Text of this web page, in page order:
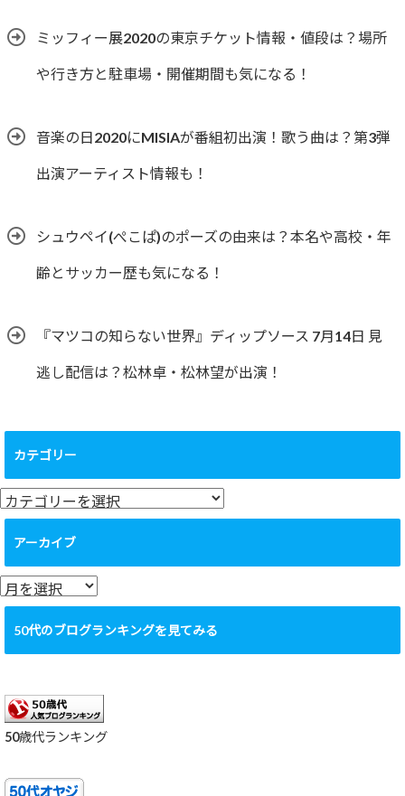
ミッフィー展2020の東京チケット情報・値段は？場所
や行き方と駐車場・開催期間も気になる！
音楽の日2020にMISIAが番組初出演！歌う曲は？第3弾
出演アーティスト情報も！
シュウペイ(ぺこぱ)のポーズの由来は？本名や高校・年
齢とサッカー歴も気になる！
『マツコの知らない世界』ディップソース 7月14日 見
逃し配信は？松林卓・松林望が出演！
カテゴリー
カ
テ
リ
ー
アーカイブ
ア
ー
イ
50代のブログランキングを見てみる
50歳代ランキング